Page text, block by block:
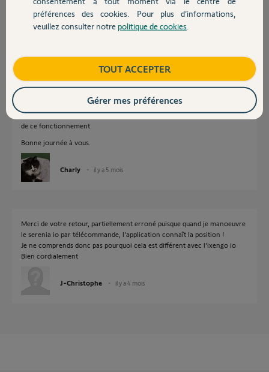
Contact
L'appli ne peut pas voir l'état d'un ouvrant si ce dernier a été manœuvré
via une TC.
En effet, comment voulez vous que Tahoma sache dans quelle position
Pour avoir le retour d'état d'un ouvrant non manœuvré par Tahoma il
suffit de cliquer sur l'icone de l'ouvrant pour réveiller son état.
Donc, vérifiez avec le Sérénia car c'est obligatoirement le même
Consultez l'historique de 13 ans de forum et vous constaterez la véracité
de ce fonctionnement.
Bonne journée à vous.
Charly il y a 5 mois
Merci de votre retour, partiellement erroné puisque quand je manoeuvre
le serenia io par télécommande, l'application connaît la position !
Je ne comprends donc pas pourquoi cela est différent avec l'ixengo io
Bien cordialement
J-Christophe il y a 4 mois
préférences des cookies. Pour plus d’informations,
veuillez consulter notre politique de cookies
TOUT ACCEPTER
Gérer mes préférences